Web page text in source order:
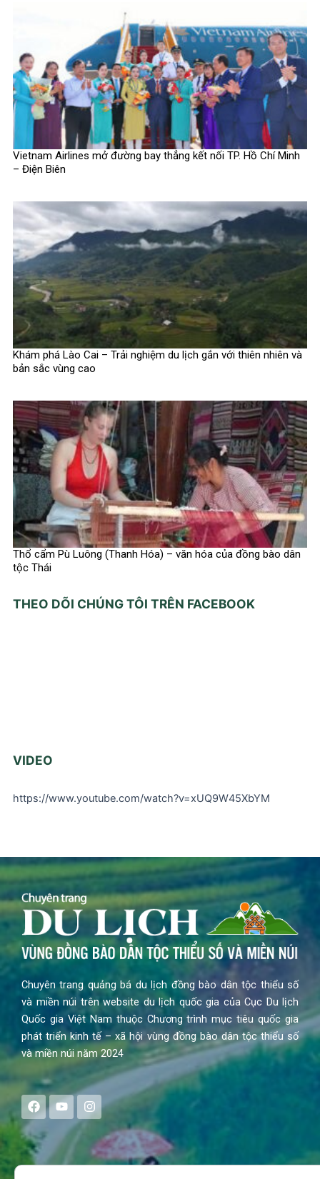
Vietnam Airlines mở đường bay thẳng kết nối TP. Hồ Chí Minh
– Điện Biên
Khám phá Lào Cai – Trải nghiệm du lịch gắn với thiên nhiên và
bản sắc vùng cao
Thổ cẩm Pù Luông (Thanh Hóa) – văn hóa của đồng bào dân
tộc Thái
THEO DÕI CHÚNG TÔI TRÊN FACEBOOK
VIDEO
https://www.youtube.com/watch?v=xUQ9W45XbYM
Chuyên trang quảng bá du lịch đồng bào dân tộc thiểu số
và miền núi trên website du lịch quốc gia của Cục Du lịch
Quốc gia Việt Nam thuộc Chương trình mục tiêu quốc gia
phát triển kinh tế – xã hội vùng đồng bào dân tộc thiểu số
và miền núi năm 2024
F
a
c
e
b
o
Y
o
u
t
u
b
I
n
s
a
g
Search